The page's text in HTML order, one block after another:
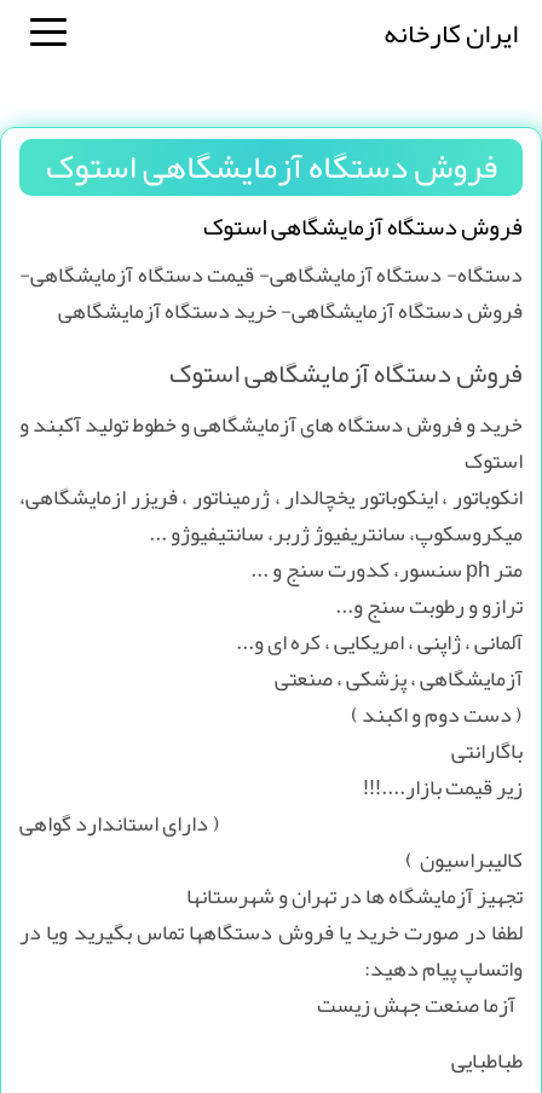
ایران کارخانه
فروش دستگاه آزمایشگاهی استوک
فروش دستگاه آزمایشگاهی استوک
دستگاه- دستگاه آزمایشگاهی- قیمت دستگاه آزمایشگاهی-
فروش دستگاه آزمایشگاهی- خرید دستگاه آزمایشگاهی
فروش دستگاه آزمایشگاهی استوک
خرید و فروش دستگاه های آزمایشگاهی و خطوط تولید آکبند و
استوک
انکوباتور ، اینکوباتور یخچالدار ، ژرمیناتور ، فریزر ازمایشگاهی،
میکروسکوپ، سانتریفیوژ ژربر، سانتیفیوژو ...
متر ph سنسور، کدورت سنج و ...
ترازو و رطوبت سنج و...
آلمانی ، ژاپنی ، امریکایی ، کره ای و...
آزمایشگاهی ، پزشکی ، صنعتی
( دست دوم و اکبند )
باگارانتی
زیر قیمت بازار....!!!
( دارای استاندارد گواهی
کالیبراسیون )
تجهیز آزمایشگاه ها در تهران و شهرستانها
لطفا در صورت خرید یا فروش دستگاهها تماس بگیرید ویا در
واتساپ پیام دهید:
آزما صنعت جهش زیست
طباطبایی